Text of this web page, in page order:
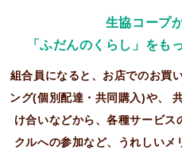
生協コープ
「ふだんのくらし」をも
組合員になると、お店でのお買
ング(個別配達・共同購入)や、
け合いなどから、各種サービス
クルへの参加など、うれしいメ